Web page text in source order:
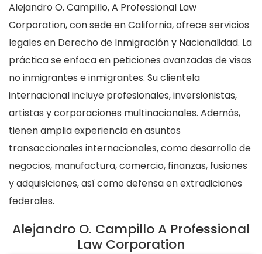
Alejandro O. Campillo, A Professional Law
Corporation, con sede en California, ofrece servicios
legales en Derecho de Inmigración y Nacionalidad. La
práctica se enfoca en peticiones avanzadas de visas
no inmigrantes e inmigrantes. Su clientela
internacional incluye profesionales, inversionistas,
artistas y corporaciones multinacionales. Además,
tienen amplia experiencia en asuntos
transaccionales internacionales, como desarrollo de
negocios, manufactura, comercio, finanzas, fusiones
y adquisiciones, así como defensa en extradiciones
federales.
Alejandro O. Campillo A Professional
Law Corporation